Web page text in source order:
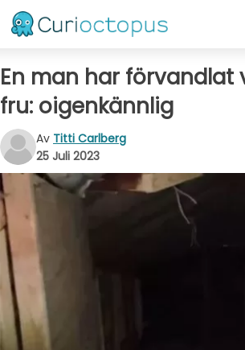
En man har
fru: oigenkännlig
Av Titti Carlberg
25 Juli 2023